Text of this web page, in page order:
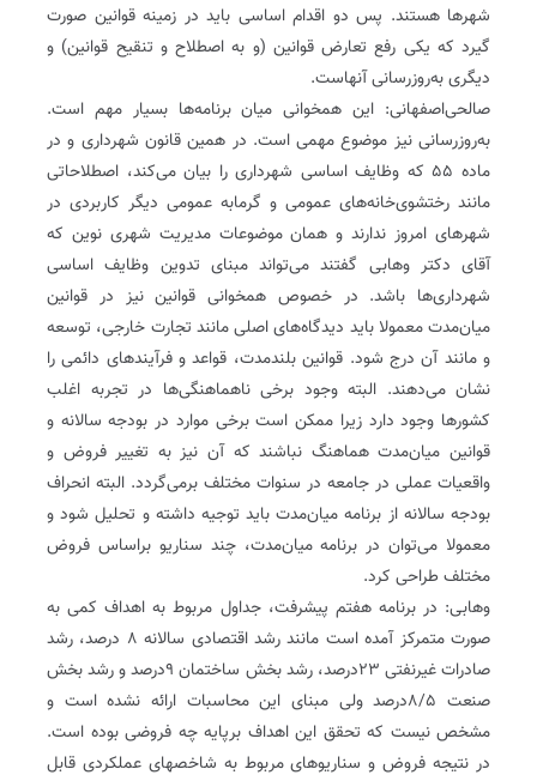
شهرها هستند. پس دو اقدام اساسی باید در زمینه قوانین صورت
گیرد که یکی رفع تعارض قوانین (و به اصطلاح و تنقیح قوانین) و
دیگری به‌روزرسانی آنهاست.
صالحی‌اصفهانی: این همخوانی میان برنامه‌ها بسیار مهم است.
به‌روزرسانی نیز موضوع مهمی است. در همین قانون شهرداری و در
ماده 55 که وظایف اساسی شهرداری را بیان می‌کند، اصطلاحاتی
مانند رختشوی‌خانه‌های عمومی و گرمابه عمومی دیگر کاربردی در
شهرهای امروز ندارند و همان موضوعات مدیریت شهری نوین که
آقای دکتر وهابی گفتند می‌تواند مبنای تدوین وظایف اساسی
شهرداری‌ها باشد. در خصوص همخوانی قوانین نیز در قوانین
میان‌مدت معمولا باید دیدگاه‌های اصلی مانند تجارت خارجی، توسعه
و مانند آن درج شود. قوانین بلندمدت، قواعد و فرآیندهای دائمی را
نشان می‌دهند. البته وجود برخی ناهماهنگی‌ها در تجربه اغلب
کشورها وجود دارد زیرا ممکن است برخی موارد در بودجه سالانه و
قوانین میان‌مدت هماهنگ نباشند که آن نیز به تغییر فروض و
واقعیات عملی در جامعه در سنوات مختلف برمی‌گردد. البته انحراف
بودجه سالانه از برنامه میان‌مدت باید توجیه داشته و تحلیل شود و
معمولا می‌توان در برنامه میان‌مدت، چند سناریو براساس فروض
مختلف طراحی کرد.
وهابی: در برنامه هفتم پیشرفت، جداول مربوط به اهداف کمی به
صورت متمرکز آمده است مانند رشد اقتصادی سالانه 8 درصد، رشد
صادرات غیرنفتی 23درصد، رشد بخش ساختمان 9‌درصد و رشد بخش
صنعت 5/‏‏8‌درصد ولی مبنای این محاسبات ارائه نشده است و
مشخص نیست که تحقق این اهداف برپایه چه فروضی بوده است.
در نتیجه فروض و سناریوهای مربوط به شاخص‏های عملکردی قابل